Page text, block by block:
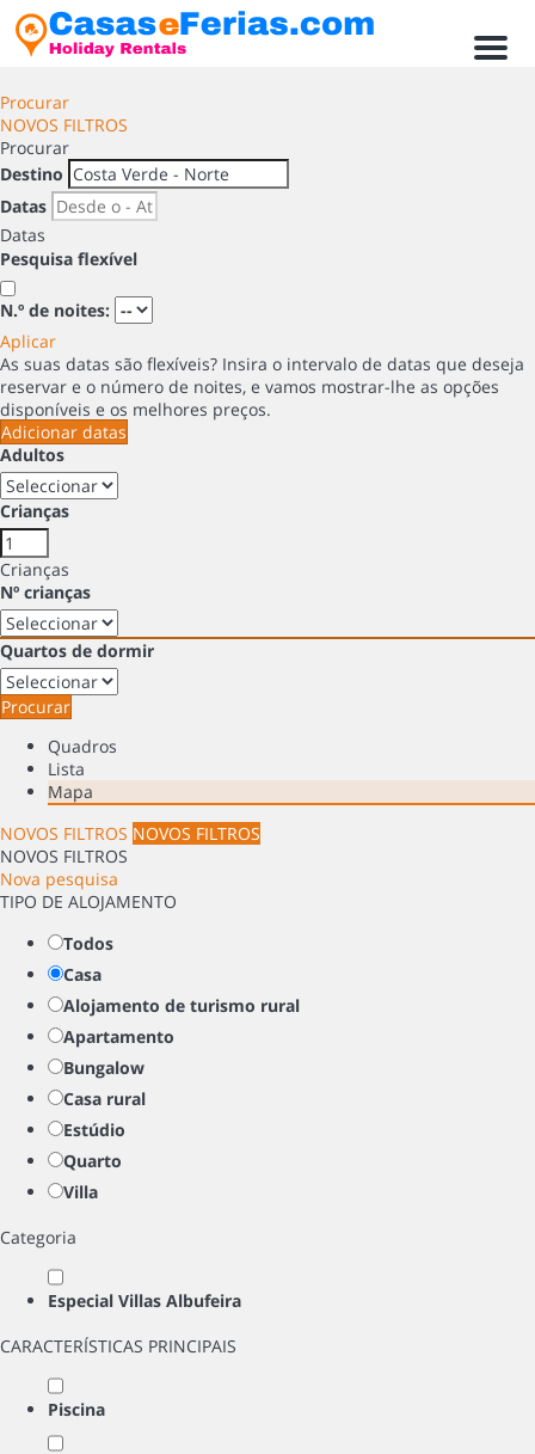
Menú
Procurar
NOVOS FILTROS
Procurar
Destino
Datas
Datas
Pesquisa flexível
N.º de noites:
Aplicar
As suas datas são flexíveis? Insira o intervalo de datas que deseja
reservar e o número de noites, e vamos mostrar-lhe as opções
disponíveis e os melhores preços.
Adicionar datas
Adultos
Crianças
Crianças
Nº crianças
Quartos de dormir
Procurar
Quadros
Lista
Mapa
NOVOS FILTROS NOVOS FILTROS
NOVOS FILTROS
Nova pesquisa
TIPO DE ALOJAMENTO
Todos
Casa
Alojamento de turismo rural
Apartamento
Bungalow
Casa rural
Estúdio
Quarto
Villa
Categoria
Especial Villas Albufeira
CARACTERÍSTICAS PRINCIPAIS
Piscina